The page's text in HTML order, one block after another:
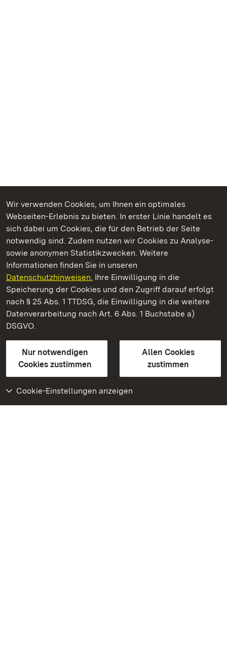
Wir verwenden Cookies, um Ihnen ein optimales
Webseiten-Erlebnis zu bieten. In erster Linie handelt es
sich dabei um Cookies, die für den Betrieb der Seite
notwendig sind. Zudem nutzen wir Cookies zu Analyse-
sowie anonymen Statistikzwecken. Weitere
Informationen finden Sie in unseren
Datenschutzhinweisen. Ihre Einwilligung in die
Speicherung der Cookies und den Zugriff darauf erfolgt
nach § 25 Abs. 1 TTDSG, die Einwilligung in die weitere
Datenverarbeitung nach Art. 6 Abs. 1 Buchstabe a)
DSGVO.
Nur notwendigen
Cookies zustimmen
Allen Cookies
zustimmen
Cookie-Einstellungen anzeigen
Kommen. Staunen. Genießen.
Staatliche Schlösser und Gärten Baden‑Württemberg
Staatliche Schlösser und Gärten Baden-Württemberg
Kontakt
GebärdenspracheLeichte Sprache
Erklärung zur Barrierefreiheit
BITV-konform (geprüfte Seiten)
Weiteres